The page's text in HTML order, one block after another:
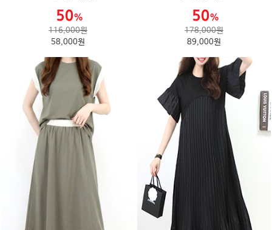
116,000원
58,000원
178,000원
89,000원